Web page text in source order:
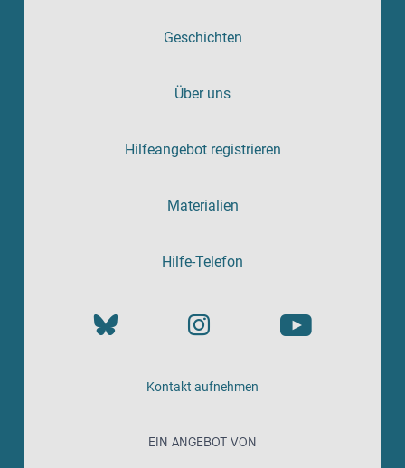
Geschichten
Über uns
Hilfeangebot registrieren
Materialien
Hilfe-Telefon
Kontakt aufnehmen
EIN ANGEBOT VON